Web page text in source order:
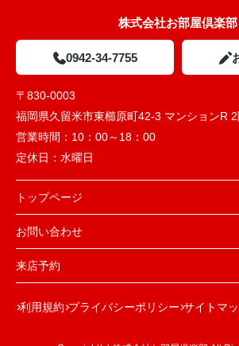
株式会社お部屋倶楽部
0942-34-7755
〒830-0003
福岡県久留米市東櫛原町42-3 マンションR
営業時間： 10：00～18：00
定休日： 水曜日
トップページ
お問い合わせ
来店予約
利用規約 プライバシーポリシー サイトマ